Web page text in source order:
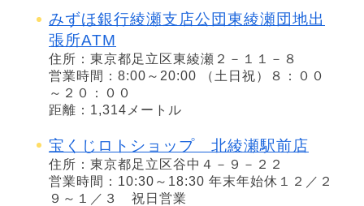
みずほ銀行綾瀬支店公団東綾瀬団地出
張所ATM
住所：東京都足立区東綾瀬２－１１－８
営業時間：8:00～20:00 （土日祝）８：００
～２０：００
距離：1,314メートル
宝くじロトショップ 北綾瀬駅前店
住所：東京都足立区谷中４－９－２２
営業時間：10:30～18:30 年末年始休１２／２
９～１／３ 祝日営業